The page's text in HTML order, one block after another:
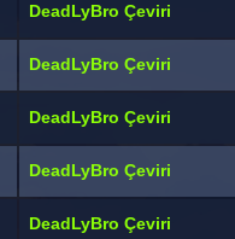
DeadLyBro Çeviri
DeadLyBro Çeviri
DeadLyBro Çeviri
DeadLyBro Çeviri
DeadLyBro Çeviri